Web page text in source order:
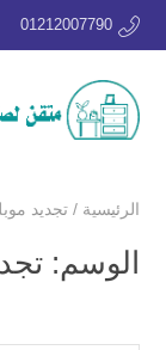
01212007790
الرئيسية / تجديد
الوسم: